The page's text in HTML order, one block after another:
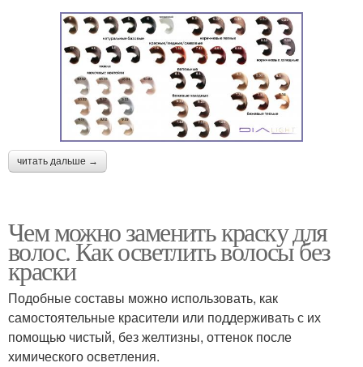
читать дальше →
Чем можно заменить краску для
волос. Как осветлить волосы без
краски
Подобные составы можно использовать, как
самостоятельные красители или поддерживать с их
помощью чистый, без желтизны, оттенок после
химического осветления.